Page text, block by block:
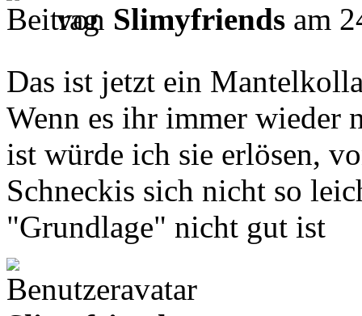
von Slimyfriends am
Das ist jetzt ein
Wenn es ihr immer wieder
ist würde ich sie erlösen,
Schneckis sich nicht so
"Grundlage" nicht gut ist